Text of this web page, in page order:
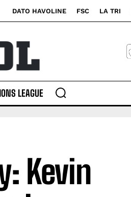
DATO HAVOLINE FSC LA TRI
LEAGUE
Kevin